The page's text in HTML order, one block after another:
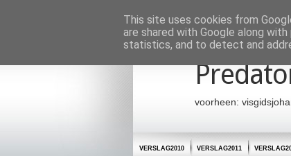
Startpagina
voorheen:
VERSLAG2010 VERSLAG2011
This site uses cookies from
are shared with Google along
statistics, and to detect and